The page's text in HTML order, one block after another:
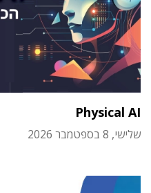
Physical AI
שלישי, 8 בספטמבר 2026